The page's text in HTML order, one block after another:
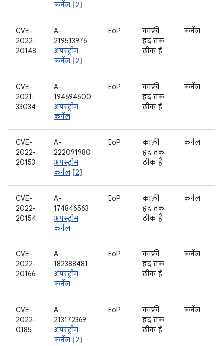
कर्नेल [2]
CVE-
2022-
20148
A-
219513976
अपस्ट्रीम
कर्नेल [2]
EoP
काफ़ी
हद तक
ठीक है
कर्नेल
CVE-
2021-
33034
A-
194694600
अपस्ट्रीम
कर्नेल
EoP
काफ़ी
हद तक
ठीक है
कर्नेल
CVE-
2022-
20153
A-
222091980
अपस्ट्रीम
कर्नेल [2]
EoP
काफ़ी
हद तक
ठीक है
कर्नेल
CVE-
2022-
20154
A-
174846563
अपस्ट्रीम
कर्नेल
EoP
काफ़ी
हद तक
ठीक है
कर्नेल
CVE-
2022-
20166
A-
182388481
अपस्ट्रीम
कर्नेल
EoP
काफ़ी
हद तक
ठीक है
कर्नेल
CVE-
2022-
0185
A-
213172369
अपस्ट्रीम
कर्नेल [2]
EoP
काफ़ी
हद तक
ठीक है
कर्नेल